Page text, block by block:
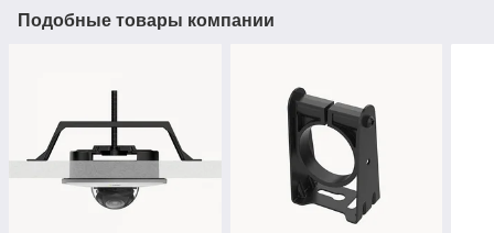
Подобные товары компании